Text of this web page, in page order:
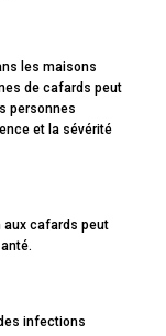
les maisons
de cafards peut
personnes
et la sévérité
aux cafards peut
infections